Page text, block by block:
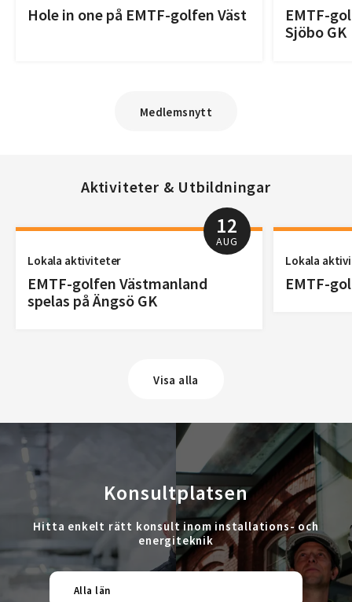
Hole in one på EMTF-golfen Väst
EMTF-
Sjöbo GK
Medlemsnytt
Aktiviteter & Utbildningar
12
AUG
Lokala aktiviteter
EMTF-golfen Västmanland
spelas på Ängsö GK
Lokala
EMTF-
Visa alla
Konsultplatsen
Hitta enkelt rätt konsult inom installations- och
energiteknik
Alla län